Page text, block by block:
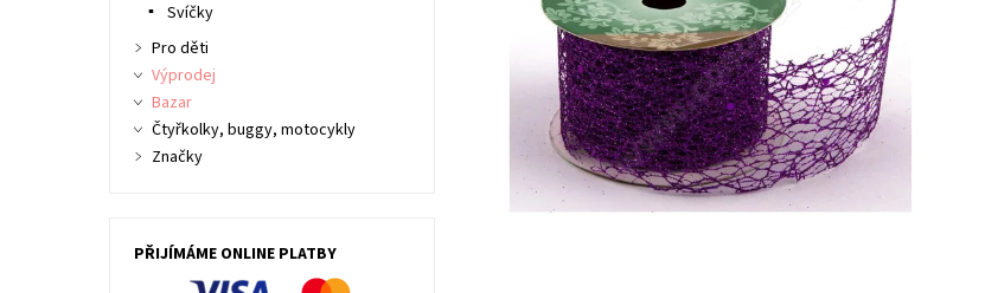
Svíčky
Pro děti
Výprodej
Bazar
Čtyřkolky, buggy, motocykly
Značky
PŘIJÍMÁME ONLINE PLATBY